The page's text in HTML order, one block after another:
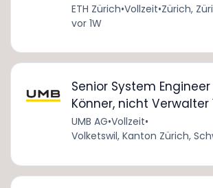
ETH Zürich•Vollzeit•Zürich,
vor 1W
Senior System
Könner, nicht Verwalter
UMB AG•Vollzeit•
Volketswil, Kanton Zürich,